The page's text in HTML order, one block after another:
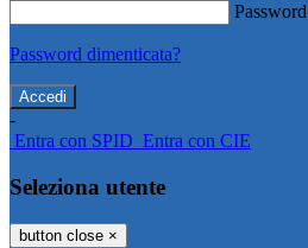
Password
Password dimenticata?
-
Entra con SPID Entra con CIE
Seleziona utente
button close ×